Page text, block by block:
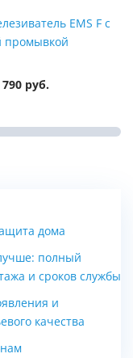
EMS F с
промывкой
руб.
настенный E.C.A.
дома
полный
и сроков службы
и
качества